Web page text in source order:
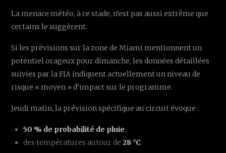
La menace météo, à ce stade, n’est pas aussi extrême que
certains le suggèrent.
Si les prévisions sur la zone de Miami mentionnent un
potentiel orageux pour dimanche, les données détaillées
suivies par la FIA indiquent actuellement un niveau de
risque « moyen » d’impact sur le programme.
Jeudi matin, la prévision spécifique au circuit évoque :
50 % de probabilité de pluie,
des températures autour de28 °C.